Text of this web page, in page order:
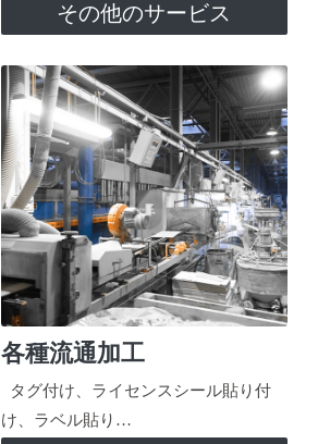
その他のサービス
各種流通加工
タグ付け、ライセンスシール貼り付
け、ラベル貼り…